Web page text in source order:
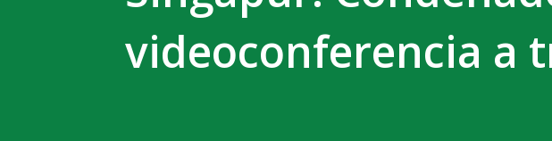
videoconferencia a